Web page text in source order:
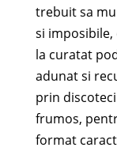
trebuit sa
si
la curatat
adunat si
prin
frumos,
format